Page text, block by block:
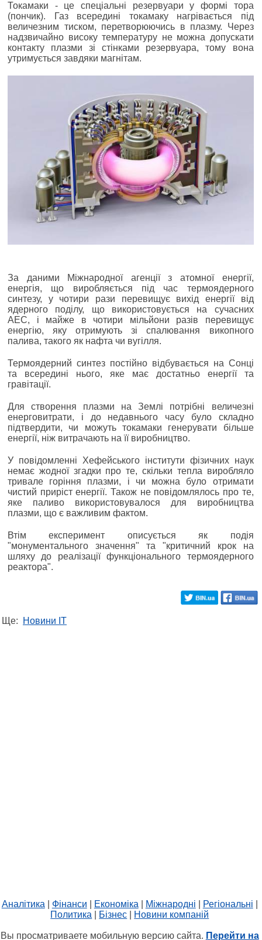
Токамаки - це спеціальні резервуари у формі тора
(пончик). Газ всередині токамаку нагрівається під
величезним тиском, перетворюючись в плазму. Через
надзвичайно високу температуру не можна допускати
контакту плазми зі стінками резервуара, тому вона
утримується завдяки магнітам.
За даними Міжнародної агенції з атомної енергії,
енергія, що виробляється під час термоядерного
синтезу, у чотири рази перевищує вихід енергії від
ядерного поділу, що використовується на сучасних
АЕС, і майже в чотири мільйони разів перевищує
енергію, яку отримують зі спалювання викопного
палива, такого як нафта чи вугілля.
Термоядерний синтез постійно відбувається на Сонці
та всередині нього, яке має достатньо енергії та
гравітації.
Для створення плазми на Землі потрібні величезні
енерговитрати, і до недавнього часу було складно
підтвердити, чи можуть токамаки генерувати більше
енергії, ніж витрачають на її виробництво.
У повідомленні Хефейського інститути фізичних наук
немає жодної згадки про те, скільки тепла виробляло
тривале горіння плазми, і чи можна було отримати
чистий приріст енергії. Також не повідомлялось про те,
яке паливо використовувалося для виробництва
плазми, що є важливим фактом.
Втім експеримент описується як подія
"монументального значення" та "критичний крок на
шляху до реалізації функціонального термоядерного
реактора".
Ще: Новини IT
Аналітика Фінанси Економіка Міжнародні Регіональні
Политика
Бізнес Новини компаній
Вы просматриваете мобильную версию сайта. Перейти на